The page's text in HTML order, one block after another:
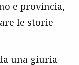
e provincia,
le storie
una giuria